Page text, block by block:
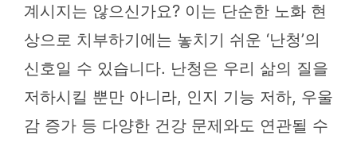
계시지는 않으신가요? 이는 단순한 노화 현
상으로 치부하기에는 놓치기 쉬운 ‘난청’의
신호일 수 있습니다. 난청은 우리 삶의 질을
저하시킬 뿐만 아니라, 인지 기능 저하, 우울
감 증가 등 다양한 건강 문제와도 연관될 수